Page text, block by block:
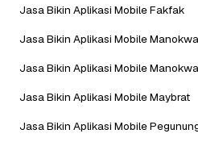
Jasa Bikin Aplikasi Mobile Fakfak
Jasa Bikin Aplikasi Mobile
Jasa Bikin Aplikasi Mobile
Jasa Bikin Aplikasi Mobile Maybrat
Jasa Bikin Aplikasi Mobile